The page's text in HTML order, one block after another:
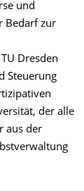
und
Bedarf zur
Dresden
Steuerung
der alle
aus der